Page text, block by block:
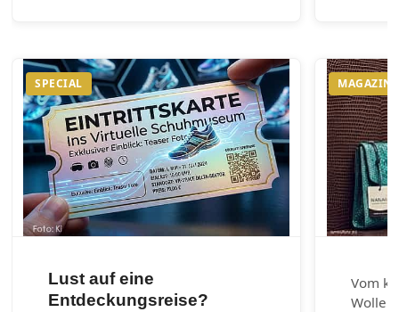
SPECIAL
Lust auf eine
Entdeckungsreise?
MAGAZIN
Vom
Wolle